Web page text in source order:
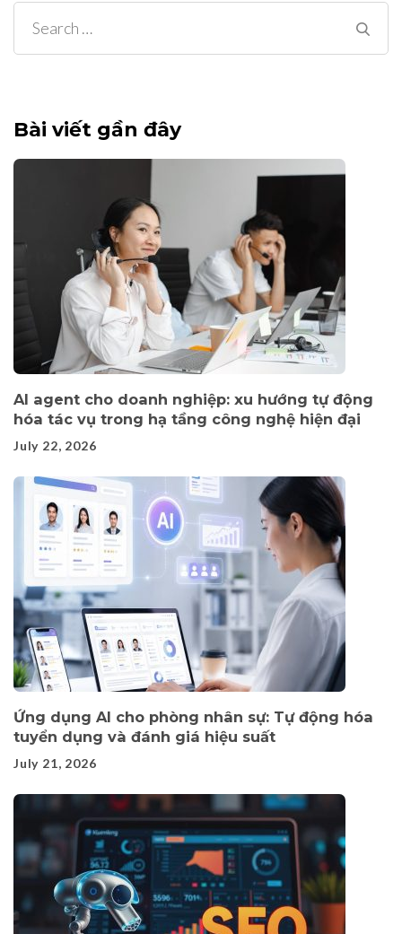
Search
for:
Bài viết gần đây
AI agent cho doanh nghiệp: xu hướng tự động
hóa tác vụ trong hạ tầng công nghệ hiện đại
July 22, 2026
Ứng dụng AI cho phòng nhân sự: Tự động hóa
tuyển dụng và đánh giá hiệu suất
July 21, 2026